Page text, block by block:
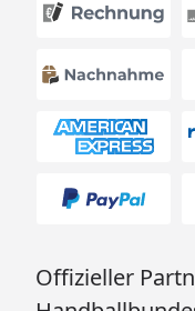
Offizieller